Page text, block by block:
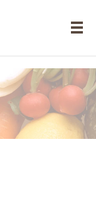
メ